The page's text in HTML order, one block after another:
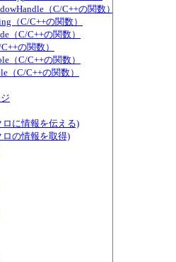
（C/C++の関数）
（C/C++の関数）
（C/C++の関数）
の関数）
（C/C++の関数）
（C/C++の関数）
に情報を伝える)
の情報を取得)